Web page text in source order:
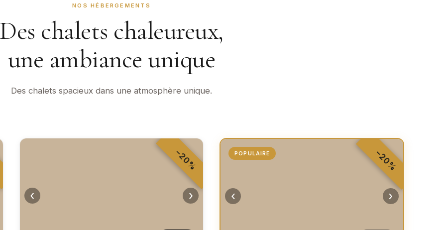
NOS HÉBERGEMENTS
Des chalets chaleureux,
une ambiance unique
Des chalets spacieux dans une atmosphère unique.
−20%
‹ ›
POPULAIRE −20%
‹ ›